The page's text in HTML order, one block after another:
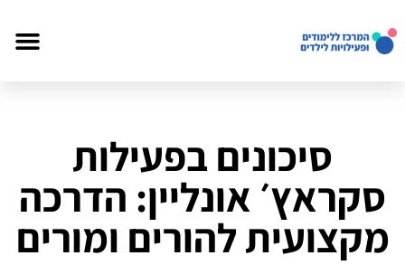
סיכונים בפעילות
סקראץ׳ אונליין: הדרכה
מקצועית להורים ומורים